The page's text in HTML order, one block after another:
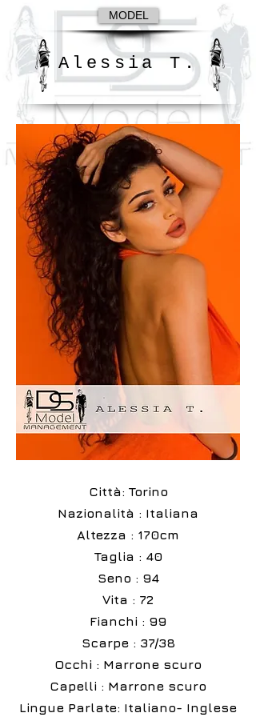
Città: Torino
Nazionalità : Italiana
Altezza : 170cm
Taglia : 40
Seno : 94
Vita : 72
Fianchi : 99
Scarpe : 37/38
Occhi : Marrone scuro
Capelli : Marrone scuro
Lingue Parlate: Italiano- Inglese
Alessia T.
MODEL